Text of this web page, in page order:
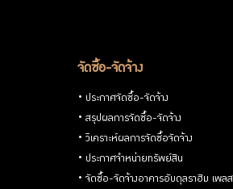
จัดซื้อ-จัดจ้าง
ประกาศจัดซื้อ-จัดจ้าง
สรุปผลการจัดซื้อ-จัดจ้าง
วิเคราะห์ผลการจัดซื้อจัดจ้าง
ประกาศจำหน่ายทรัพย์สิน
จัดซื้อ-จัดจ้างอาคารอับดุลราฮิม เพลส